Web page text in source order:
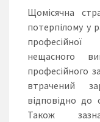
Щомісячна
потерпілому у
нещасного
професійного
втрачений
відповідно до
Також